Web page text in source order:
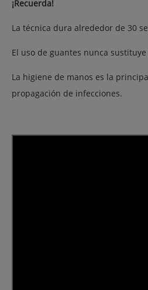
¡Recuerda!
La técnica dura alrededor de 30
El uso de guantes nunca
La higiene de manos es la
propagación de infecciones.